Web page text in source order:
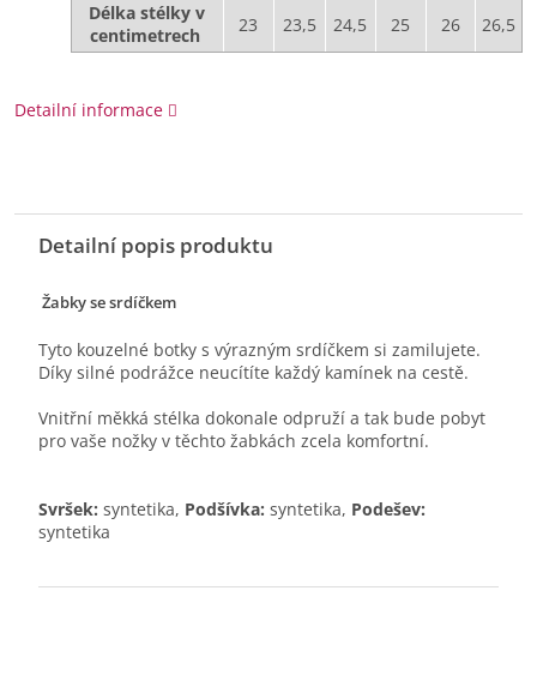
Délka stélky v
centimetrech
23 23,5 24,5 25 26 26,5
Detailní informace
Detailní popis produktu
Žabky se srdíčkem
Tyto kouzelné botky s výrazným srdíčkem si zamilujete.
Díky silné podrážce neucítíte každý kamínek na cestě.
Vnitřní měkká stélka dokonale odpruží a tak bude pobyt
pro vaše nožky v těchto žabkách zcela komfortní.
Svršek: syntetika, Podšívka: syntetika, Podešev:
syntetika